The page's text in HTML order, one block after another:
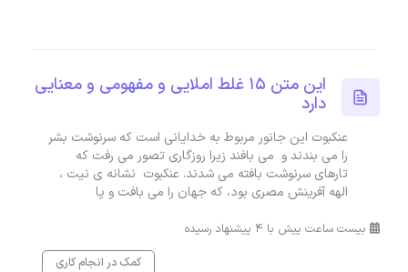
این متن ۱۵ غلط املایی و مفهومی و معنایی
دارد
عنکبوت این جانور مربوط به خدایانی است که سرنوشت بشر
را می بندند و می بافند زیرا روزگاری تصور می رفت که
تارهای سرنوشت بافته می شدند. عنکبوت نشانه ی نیت ،
الهه آفرینش مصری بود، که جهان را می بافت و پا
بیست ساعت پیش با 4 پیشنهاد رسیده
کمک در انجام کاری